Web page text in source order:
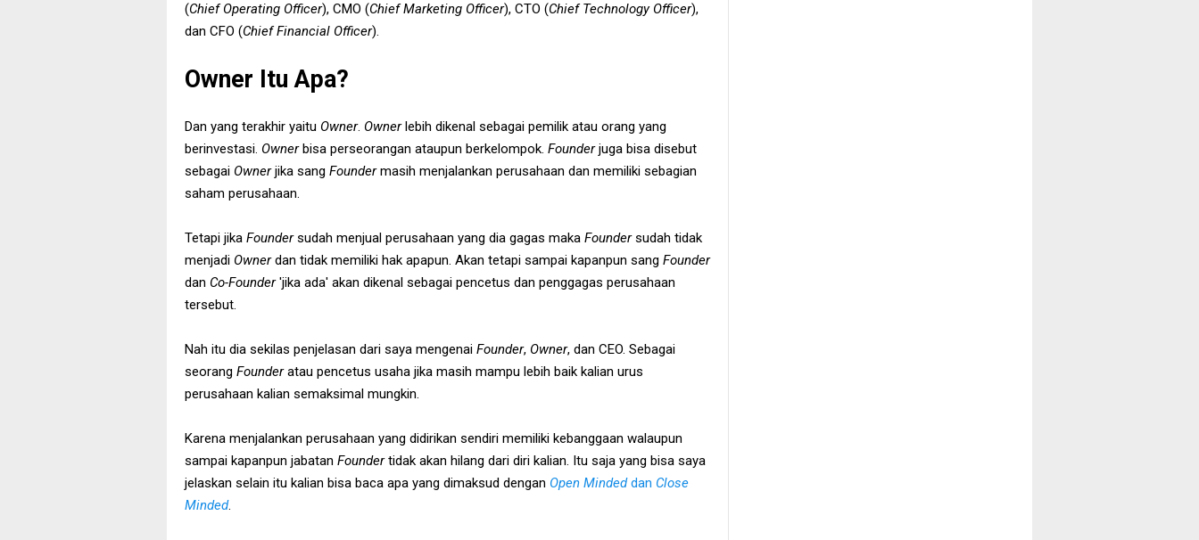
(Chief Operating Officer), CMO (Chief Marketing Officer), CTO (Chief Technology Officer),
dan CFO (Chief Financial Officer).
Owner Itu Apa?
Dan yang terakhir yaitu Owner. Owner lebih dikenal sebagai pemilik atau orang yang
berinvestasi. Owner bisa perseorangan ataupun berkelompok. Founderjuga bisa disebut
sebagai Ownerjika sang Foundermasih menjalankan perusahaan dan memiliki sebagian
saham perusahaan.
Tetapi jika Foundersudah menjual perusahaan yang dia gagas maka Foundersudah tidak
menjadi Ownerdan tidak memiliki hak apapun. Akan tetapi sampai kapanpun sang Founder
dan Co-Founder'jika ada' akan dikenal sebagai pencetus dan penggagas perusahaan
tersebut.
Nah itu dia sekilas penjelasan dari saya mengenai Founder, Owner, dan CEO. Sebagai
seorang Founderatau pencetus usaha jika masih mampu lebih baik kalian urus
perusahaan kalian semaksimal mungkin.
Karena menjalankan perusahaan yang didirikan sendiri memiliki kebanggaan walaupun
sampai kapanpun jabatan Foundertidak akan hilang dari diri kalian. Itu saja yang bisa saya
jelaskan selain itu kalian bisa baca apa yang dimaksud dengan Open Mindeddan Close
Minded.